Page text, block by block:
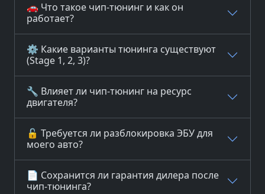
🚗 Что такое чип-тюнинг и как он
работает?
⚙️ Какие варианты тюнинга существуют
(Stage 1, 2, 3)?
🔧 Влияет ли чип-тюнинг на ресурс
двигателя?
🔓 Требуется ли разблокировка ЭБУ для
моего авто?
📄 Сохранится ли гарантия дилера после
чип-тюнинга?